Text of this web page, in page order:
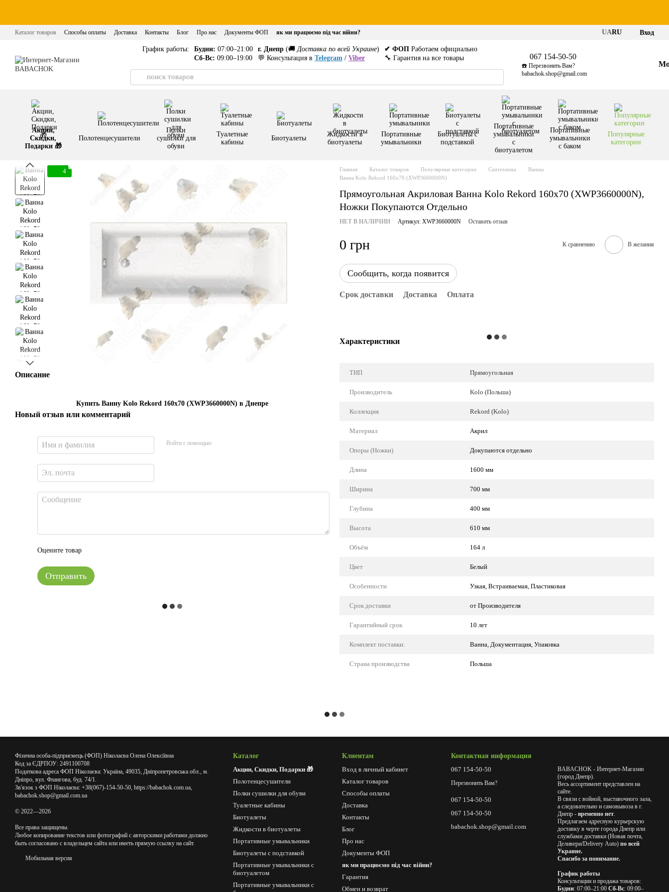
Каталог товаров Способы оплаты Доставка Контакты Блог Про нас Документы ФОП як ми працюємо під час війни? UARU Вход
График работы: Будни: 07:00–21:00
Сб-Вс: 09:00–19:00
г. Днепр (🚚 Доставка по всей Украине)
💬 Консультация в Telegram / Viber
✔ ФОП Работаем официально
🔧 Гарантия на все товары
067 154-50-50
☎️ Перезвонить Вам?
babachok.shop@gmail.com
Акции,
Скидки,
Подарки 🎁
Полотенцесушители
Полки
сушилки для
обуви
Туалетные
кабины
Биотуалеты
Жидкости в
биотуалеты
Портативные
умывальники
Биотуалеты с
подставкой
Портативные
умывальники
с
биотуалетом
Портативные
умывальники
с баком
Популярные
категории
4
Описание
Купить Ванну Kolo Rekord 160x70 (XWP3660000N) в Днепре
Новый отзыв или комментарий
Войти с помощью
Оцените товар
Отправить
Главная Каталог товаров Популярные категории Сантехника
Ванны
Ванна Kolo Rekord 160x70 (XWP3660000N)
Прямоугольная Акриловая Ванна Kolo Rekord 160x70 (XWP3660000N),
Ножки Покупаются Отдельно
НЕТ В НАЛИЧИИ Артикул: XWP3660000N Оставить отзыв
0 грн К сравнению В желания
Сообщить, когда появится
Срок доставки Доставка Оплата
Характеристики
ТИП Прямоугольная
Производитель Kolo (Польша)
Коллекция Rekord (Kolo)
Материал Акрил
Опоры (Ножки) Докупаются отдельно
Длина 1600 мм
Ширина 700 мм
Глубина 400 мм
Высота 610 мм
Объём 164 л
Цвет Белый
Особенности Узкая, Встраиваемая, Пластиковая
Срок доставки от Производителя
Гарантийный срок 10 лет
Комплект поставки: Ванна, Документация, Упаковка
Страна производства Польша
Фізична особа-підприємець (ФОП) Ніколаєва Олена Олексіївна
Код за ЄДРПОУ: 2491100708
Податкова адреса ФОП Ніколаєва: Україна, 49035, Дніпропетровська обл., м.
Дніпро, вул. Флангова, буд. 74/1.
Зв'язок з ФОП Ніколаєва: +38(067)-154-50-50, https://babachok.com.ua,
babachok.shop@gmail.com.ua
© 2022—2026
Все права защищены.
Любое копирование текстов или фотографий с авторскими работами должно
быть согласовано с владельцем сайта или иметь прямую ссылку на сайт.
Мобильная версия
Каталог
Акции, Скидки, Подарки 🎁
Полотенцесушители
Полки сушилки для обуви
Туалетные кабины
Биотуалеты
Жидкости в биотуалеты
Портативные умывальники
Биотуалеты с подставкой
Портативные умывальники с
биотуалетом
Портативные умывальники с
Клиентам
Вход в личный кабинет
Каталог товаров
Способы оплаты
Доставка
Контакты
Блог
Про нас
Документы ФОП
як ми працюємо під час війни?
Гарантия
Обмен и возврат
Контактная информация
067 154-50-50
Перезвонить Вам?
067 154-50-50
067 154-50-50
babachok.shop@gmail.com
BABACHOK - Интернет-Магазин
(город Днепр).
Весь ассортимент представлен на
сайте.
В связи с войной, выставочного зала,
а следовательно и самовывоза в г.
Днепр - временно нет.
Предлагаем адресную курьерскую
доставку в черте города Днепр или
службами доставки (Новая почта,
Деливери/Delivery Auto) по всей
Украине.
Спасибо за понимание.
График работы
Консультации и продажа товаров:
Будни: 07:00–21:00 Сб-Вс: 09:00–